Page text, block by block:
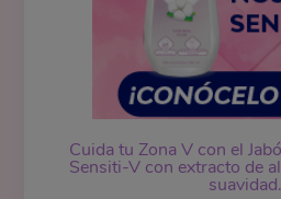
Cuida tu Zona V con el
Sensiti-V con extracto de
suavidad.